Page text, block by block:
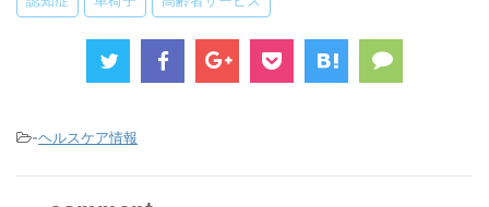
-ヘルスケア情報